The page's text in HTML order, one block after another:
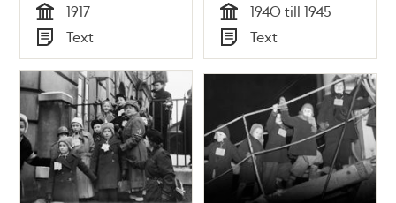
Tid
1917
Typ
Text Tid
1940 till 1945
Typ
Text